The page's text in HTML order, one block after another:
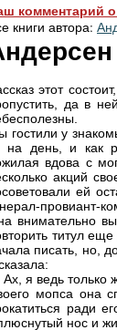
комментарий о
книги автора:
этот
да в
гостили у
на день, и как
вдова с
акций
ей
провиант-
внимательно
титул
писать, но,
я ведь только
мопса она
ради
нос и